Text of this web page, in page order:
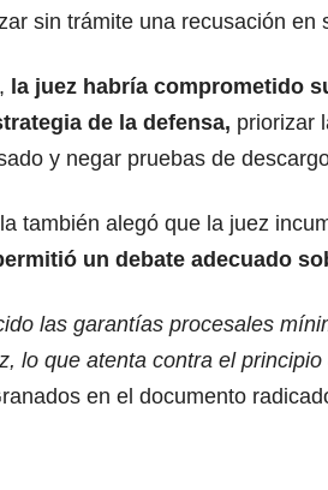
sin trámite una recusación en
la juez habría comprometido
de la defensa, priorizar
y negar pruebas de
también alegó que la juez
un debate adecuado
las garantías procesales
lo que atenta contra el
en el documento